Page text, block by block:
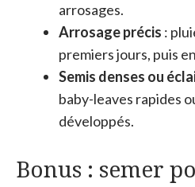
arrosages.
Arrosage précis :
premiers jours, puis
Semis denses ou
baby-leaves rapides
développés.
Bonus : semer